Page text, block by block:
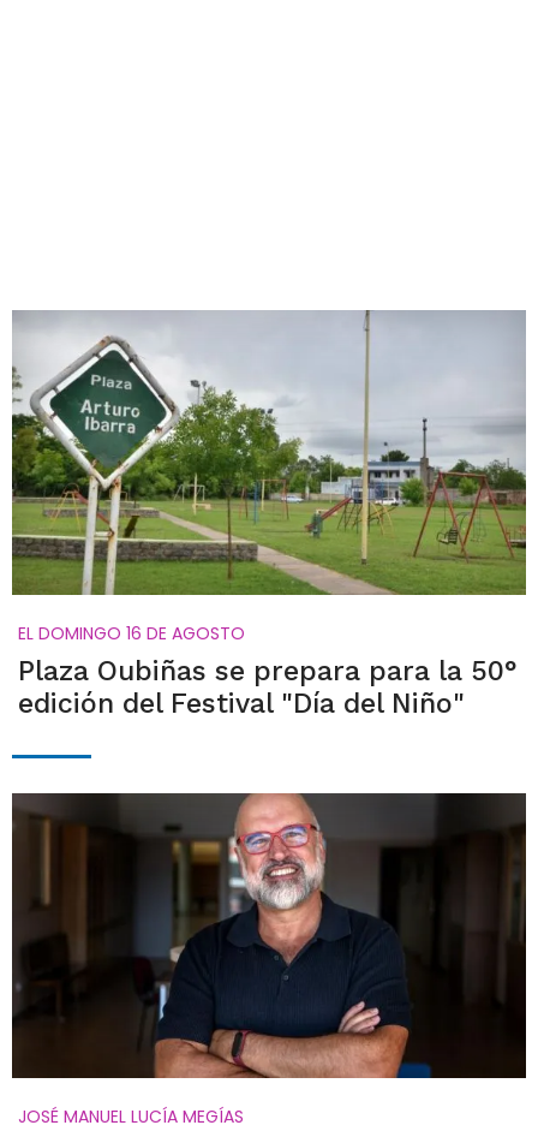
EL DOMINGO 16 DE AGOSTO
Plaza Oubiñas se prepara para la 50°
edición del Festival "Día del Niño"
JOSÉ MANUEL LUCÍA MEGÍAS